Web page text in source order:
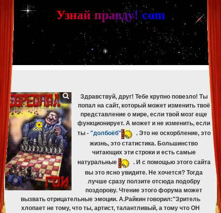
[phpBB Debug] PHP Warning : in file [ROOT]/phpbb/db/driver/mysqli.php
mysqli_fetch_assoc(): Couldn't fetch mysqli_result
[phpBB Debug] PHP Warning: in file[ROOT]/phpbb/db/driver/mysqli.php 329
mysqli_free_result(): Couldn't fetch mysqli_result
[phpBB Debug] PHP Warning
[ROOT]/phpbb/db/driver/mysqli.php on line 265
mysqli_fetch_assoc(): Couldn't fetch mysqli_result
[phpBB Debug] PHP Warning
: in file [ROOT]/phpbb/db/driver/mysqli.php on line329
mysqli_free_result(): Couldn't fetch mysqli_result
[phpBB Debug] PHP Warning: in file [ROOT]/phpbb/db/driver/mysqli.php on line 265
mysqli_fetch_assoc(): Couldn't fetch mysqli_result
[phpBB Debug] PHP Warning
[ROOT]/phpbb/db/driver/mysqli.php on line329:
mysqli_free_result(): Couldn't fetch mysqli_result
Узнай правду! com
Здравствуй, друг! Тебе крупно повезло! Ты
попал на сайт, который может изменить твоё
представление о мире, если твой мозг еще
функционирует. А может и не изменить, если
ты - "долбоёб"
. Это не оскорбление, это
жизнь, это статистика. Большинство
читающих эти строки и есть самые
натуральные
. И с помощью этого сайта
вы это ясно увидите. Не хочется? Тогда
лучше сразу ползите отсюда подобру
поздорову. Чтение этого форума может
вызвать отрицательные эмоции. А.Райкин говорил:"Зритель
хлопает не тому, что ты, артист, талантливый, а тому что ОН